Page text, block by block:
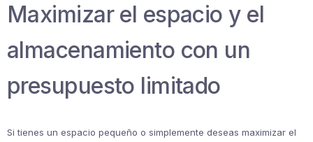
Maximizar el espacio y el
almacenamiento con un
presupuesto limitado
Si tienes un espacio pequeño o simplemente deseas maximizar el